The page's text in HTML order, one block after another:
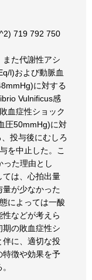
719 792 750
また代謝性アシ
l)および動脈血
に対する
Vulnificus感
血症性ショック
圧50mmHg)に対
投与後にむしろ
を中止した。こ
った理由とし
ては、心拍出量
が少なかった
によっては一酸
などが考えら
の敗血症性シ
伴に、適切な投
特徴や効果を予